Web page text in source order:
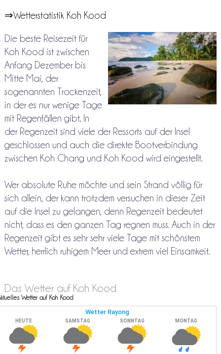
⇒Wetterstatistik Koh Kood
Die beste Reisezeit für
Koh Kood ist zwischen
Anfang Dezember bis
Mitte Mai, der
sogenannten Trockenzeit,
in der es nur wenige Tage
mit Regenfällen gibt. In
der Regenzeit sind viele der Ressorts auf der Insel
geschlossen und auch die direkte Bootverbindung
zwischen Koh Chang und Koh Kood wird eingestellt.
Wer absolute Ruhe möchte und sein Strand völlig für
sich allein, der kann trotzdem versuchen in dieser Zeit
auf die Insel zu gelangen, denn Regenzeit bedeutet
nicht, dass es den ganzen Tag regnen muss. Auch in der
Regenzeit gibt es sehr sehr viele Tage mit schönstem
Wetter, herrlich ruhigem Meer und extrem viel Einsamkeit.
Das Wetter auf Koh Kood
Wetter auf Koh Kood